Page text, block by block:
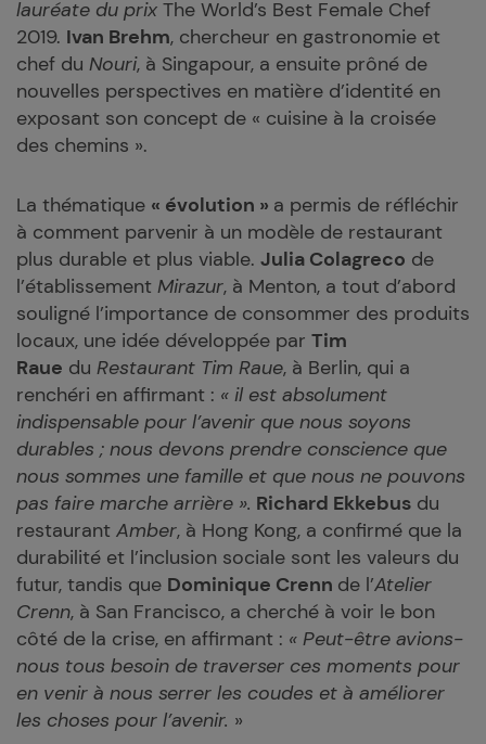
lauréate du prix The World’s Best Female Chef
2019. Ivan Brehm, chercheur en gastronomie et
chef du Nouri, à Singapour, a ensuite prôné de
nouvelles perspectives en matière d’identité en
exposant son concept de « cuisine à la croisée
des chemins ».
La thématique « évolution » a permis de réfléchir
à comment parvenir à un modèle de restaurant
plus durable et plus viable. Julia Colagreco de
l’établissement Mirazur, à Menton, a tout d’abord
souligné l’importance de consommer des produits
locaux, une idée développée par Tim
Raue du Restaurant Tim Raue, à Berlin, qui a
renchéri en affirmant : « il est absolument
indispensable pour l’avenir que nous soyons
durables ; nous devons prendre conscience que
nous sommes une famille et que nous ne pouvons
pas faire marche arrière ». Richard Ekkebus du
restaurant Amber, à Hong Kong, a confirmé que la
durabilité et l’inclusion sociale sont les valeurs du
futur, tandis que Dominique Crenn de l’Atelier
Crenn, à San Francisco, a cherché à voir le bon
côté de la crise, en affirmant : « Peut-être avions-
nous tous besoin de traverser ces moments pour
en venir à nous serrer les coudes et à améliorer
les choses pour l’avenir. »